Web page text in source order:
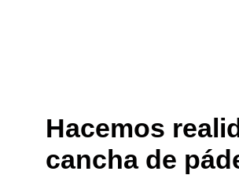
Hacemos
cancha de